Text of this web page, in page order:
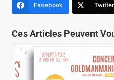
Facebook Twitter
Ces Articles Peuvent